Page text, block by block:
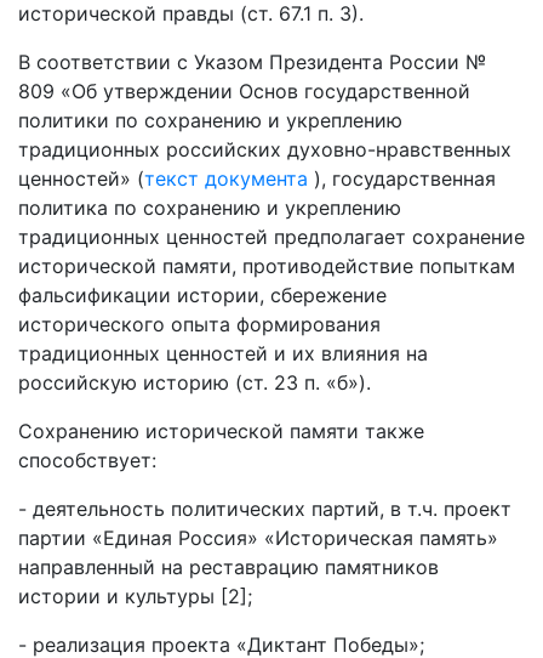
исторической правды (ст. 67.1 п. 3).
В соответствии с Указом Президента России №
809 «Об утверждении Основ государственной
политики по сохранению и укреплению
традиционных российских духовно-нравственных
ценностей» (текст документа ), государственная
политика по сохранению и укреплению
традиционных ценностей предполагает сохранение
исторической памяти, противодействие попыткам
фальсификации истории, сбережение
исторического опыта формирования
традиционных ценностей и их влияния на
российскую историю (ст. 23 п. «б»).
Сохранению исторической памяти также
способствует:
- деятельность политических партий, в т.ч. проект
партии «Единая Россия» «Историческая память»
направленный на реставрацию памятников
истории и культуры [2];
- реализация проекта «Диктант Победы»;